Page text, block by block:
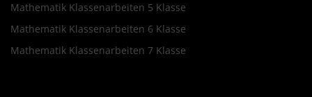
Mathematik Klassenarbeiten 5 Klasse
Mathematik Klassenarbeiten 6 Klasse
Mathematik Klassenarbeiten 7 Klasse